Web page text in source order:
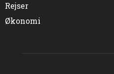
Rejser
Økonomi